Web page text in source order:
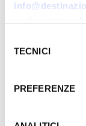
gestire le tue
Qualora
attualmente non
delTECNICI
PREFERENZE